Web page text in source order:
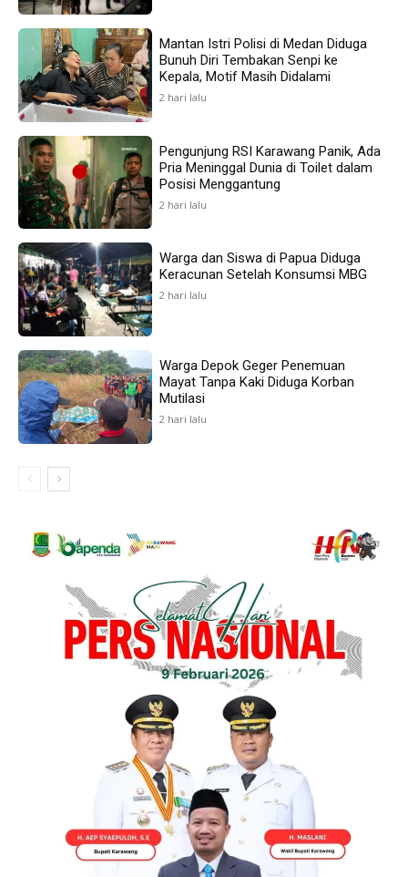
Mantan Istri Polisi di Medan Diduga
Bunuh Diri Tembakan Senpi ke
Kepala, Motif Masih Didalami
2 hari lalu
Pengunjung RSI Karawang Panik, Ada
Pria Meninggal Dunia di Toilet dalam
Posisi Menggantung
2 hari lalu
Warga dan Siswa di Papua Diduga
Keracunan Setelah Konsumsi MBG
2 hari lalu
Warga Depok Geger Penemuan
Mayat Tanpa Kaki Diduga Korban
Mutilasi
2 hari lalu